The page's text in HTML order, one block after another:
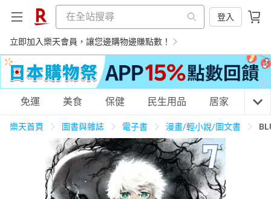
登入
立即加入樂天會員，讓您邊購物邊賺點數！
購物網分類
天天免運 美食蛋糕 養生保健 民生用品
免運 美食 保健 民生用品 居家 3C
樂天首頁 圖書與雜誌 電子書 漫畫/輕小說/圖文書